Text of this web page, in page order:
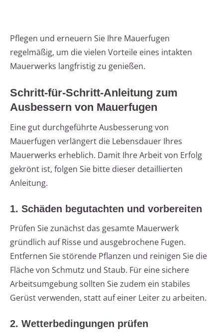
Pflegen und erneuern Sie Ihre Mauerfugen
regelmäßig, um die vielen Vorteile eines intakten
Mauerwerks langfristig zu genießen.
Schritt-für-Schritt-Anleitung zum
Ausbessern von Mauerfugen
Eine gut durchgeführte Ausbesserung von
Mauerfugen verlängert die Lebensdauer Ihres
Mauerwerks erheblich. Damit Ihre Arbeit von Erfolg
gekrönt ist, folgen Sie bitte dieser detaillierten
Anleitung.
1. Schäden begutachten und vorbereiten
Prüfen Sie zunächst das gesamte Mauerwerk
gründlich auf Risse und ausgebrochene Fugen.
Entfernen Sie störende Pflanzen und reinigen Sie die
Fläche von Schmutz und Staub. Für eine sichere
Arbeitsumgebung sollten Sie zudem ein stabiles
Gerüst verwenden, statt auf einer Leiter zu arbeiten.
2. Wetterbedingungen prüfen